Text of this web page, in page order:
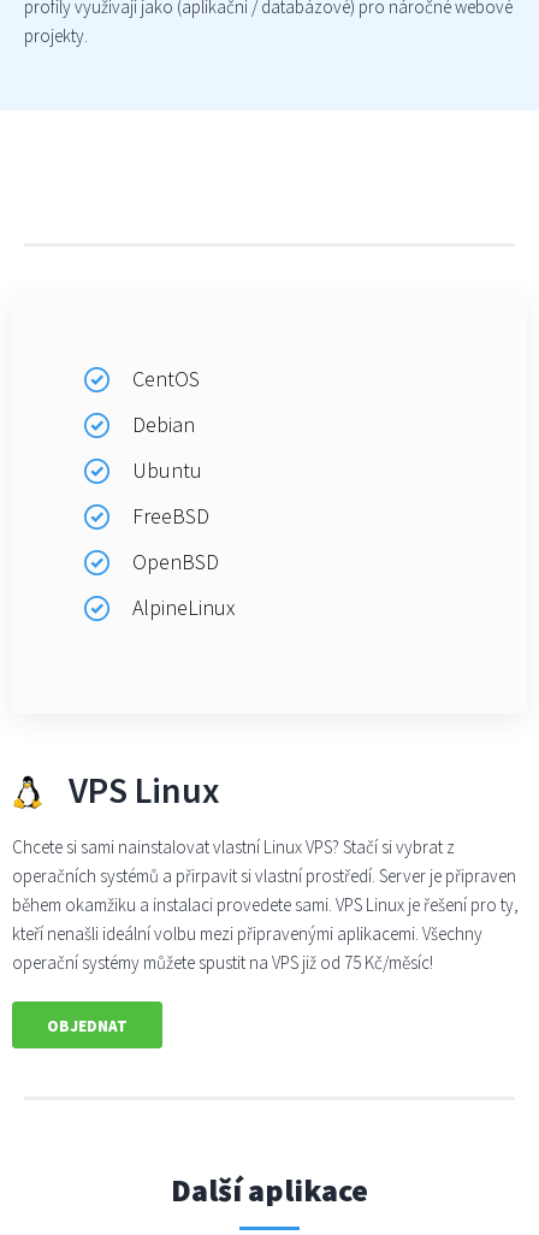
profily využívají jako (aplikační / databázové) pro náročné webové
projekty.
CentOS
Debian
Ubuntu
FreeBSD
OpenBSD
AlpineLinux
VPS Linux
Chcete si sami nainstalovat vlastní Linux VPS? Stačí si vybrat z
operačních systémů a přirpavit si vlastní prostředí. Server je připraven
během okamžiku a instalaci provedete sami. VPS Linux je řešení pro ty,
kteří nenašli ideální volbu mezi připravenými aplikacemi. Všechny
operační systémy můžete spustit na VPS již od 75 Kč/měsíc!
OBJEDNAT
Další aplikace